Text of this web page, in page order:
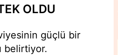
OLDU
güçlü bir
belirtiyor.